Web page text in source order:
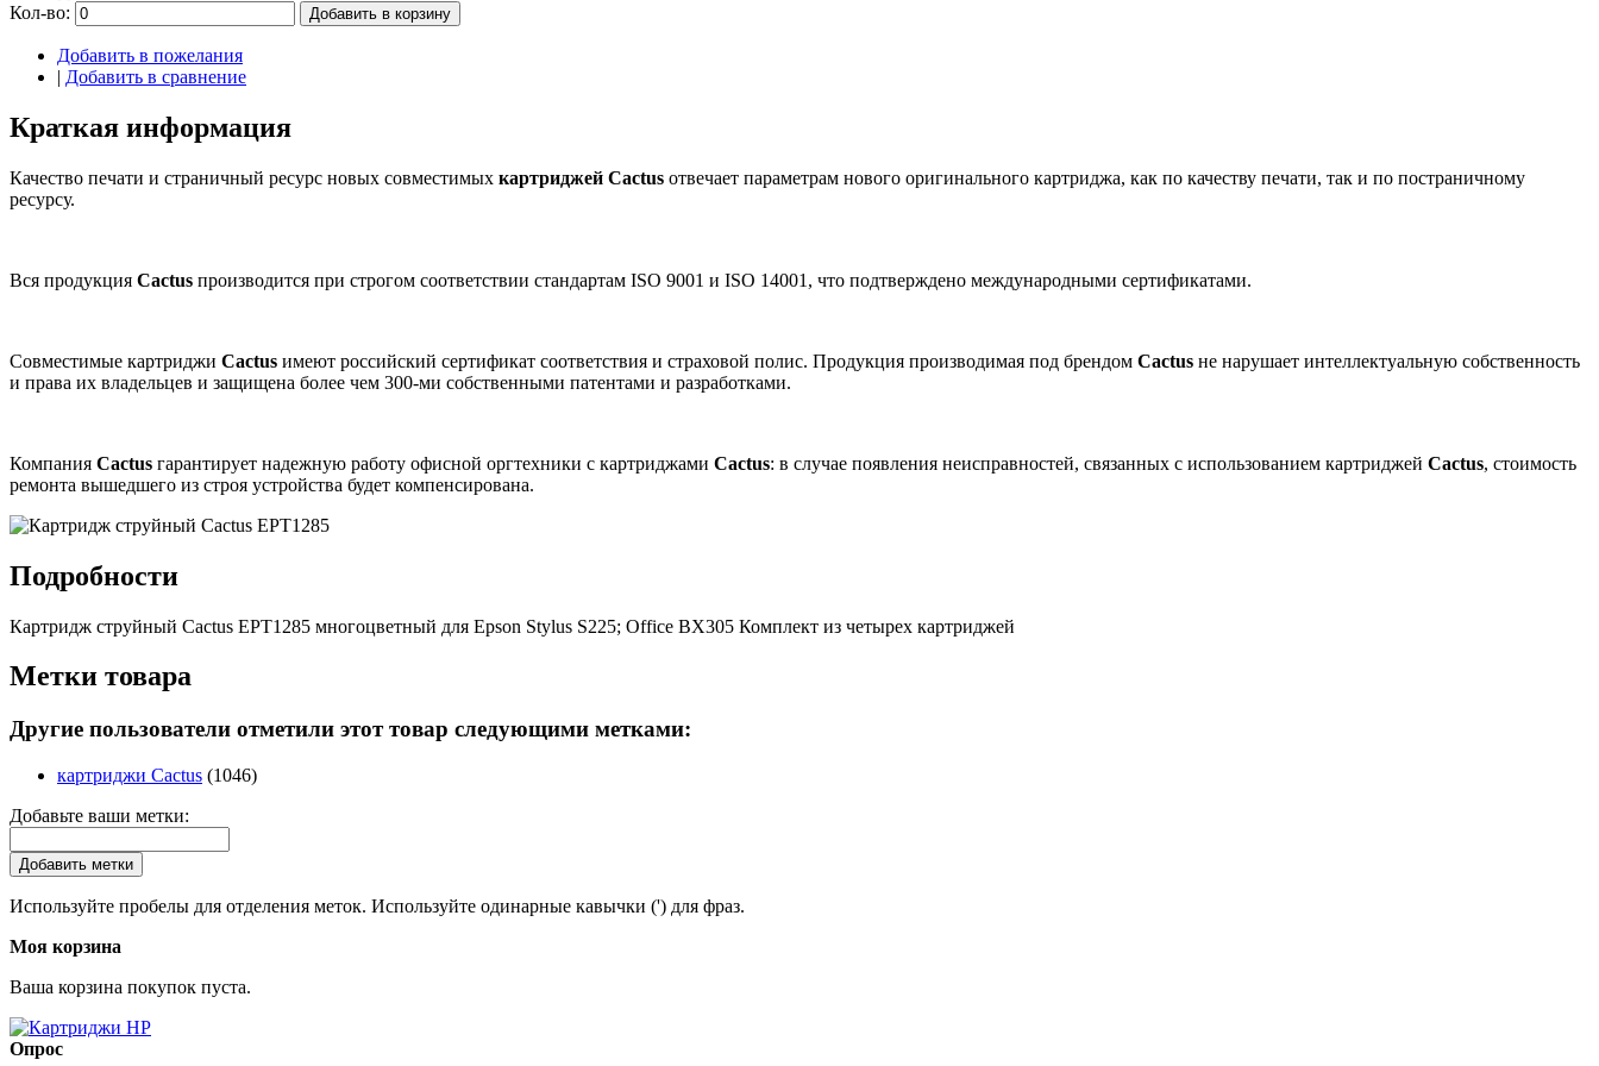
Кол-во:
Добавить в корзину
Добавить в пожелания
| Добавить в сравнение
Краткая информация
Качество печати и страничный ресурс новых совместимых картриджей Cactus отвечает параметрам нового оригинального картриджа, как по качеству печати, так и по постраничному
ресурсу.
Вся продукция Cactus производится при строгом соответствии стандартам ISO 9001 и ISO 14001, что подтверждено международными сертификатами.
Совместимые картриджи Cactus имеют российский сертификат соответствия и страховой полис. Продукция производимая под брендом Cactus не нарушает интеллектуальную собственность
и права их владельцев и защищена более чем 300-ми собственными патентами и разработками.
Компания Cactus гарантирует надежную работу офисной оргтехники с картриджами Cactus: в случае появления неисправностей, связанных с использованием картриджей Cactus, стоимость
ремонта вышедшего из строя устройства будет компенсирована.
Подробности
Картридж струйный Cactus EPT1285 многоцветный для Epson Stylus S225; Office BX305 Комплект из четырех картриджей
Метки товара
Другие пользователи отметили этот товар следующими метками:
картриджи Cactus (1046)
Добавьте ваши метки:
Добавить метки
Используйте пробелы для отделения меток. Используйте одинарные кавычки (') для фраз.
Моя корзина
Ваша корзина покупок пуста.
Опрос